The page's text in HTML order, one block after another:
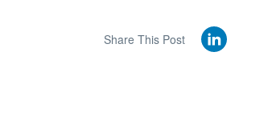
Share This Post